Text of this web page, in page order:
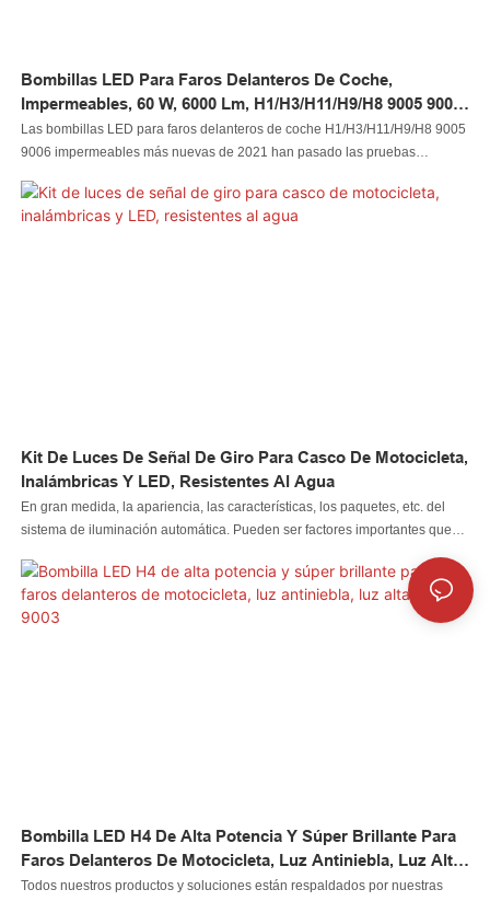
Bombillas LED Para Faros Delanteros De Coche,
Impermeables, 60 W, 6000 Lm, H1/H3/H11/H9/H8 9005 9006,
Novedad De 2021
Las bombillas LED para faros delanteros de coche H1/H3/H11/H9/H8 9005
9006 impermeables más nuevas de 2021 han pasado las pruebas
Utilizando materiales ofrecidos por proveedores confiables de materias
primas, luz LED para automóvil, luz LED para roca, luz LED para látigo, luz
Kit De Luces De Señal De Giro Para Casco De Motocicleta,
Inalámbricas Y LED, Resistentes Al Agua
En gran medida, la apariencia, las características, los paquetes, etc. del
sistema de iluminación automática. Pueden ser factores importantes que
Led, la luz de roca Led, la luz de látigo Led, la luz de rueda Led, el faro Led,
la luz de motocicleta Led, la luz de barco Led, el conector de cable Led, el
controlador Led, nuestros diseñadores han estado siguiendo las últimas
Bombilla LED H4 De Alta Potencia Y Súper Brillante Para
Faros Delanteros De Motocicleta, Luz Antiniebla, Luz Alta
Y Baja. 9003
Todos nuestros productos y soluciones están respaldados por nuestras